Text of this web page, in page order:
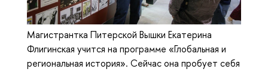
Магистрантка Питерской Вышки Екатерина
Флигинская учится на программе «Глобальная и
региональная история». Сейчас она пробует себя